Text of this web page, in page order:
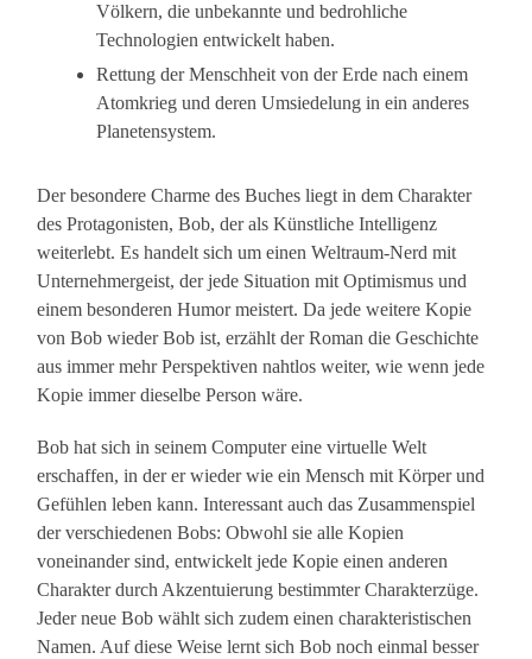
Völkern, die unbekannte und bedrohliche
Technologien entwickelt haben.
Rettung der Menschheit von der Erde nach einem
Atomkrieg und deren Umsiedelung in ein anderes
Planetensystem.
Der besondere Charme des Buches liegt in dem Charakter
des Protagonisten, Bob, der als Künstliche Intelligenz
weiterlebt. Es handelt sich um einen Weltraum-Nerd mit
Unternehmergeist, der jede Situation mit Optimismus und
einem besonderen Humor meistert. Da jede weitere Kopie
von Bob wieder Bob ist, erzählt der Roman die Geschichte
aus immer mehr Perspektiven nahtlos weiter, wie wenn jede
Kopie immer dieselbe Person wäre.
Bob hat sich in seinem Computer eine virtuelle Welt
erschaffen, in der er wieder wie ein Mensch mit Körper und
Gefühlen leben kann. Interessant auch das Zusammenspiel
der verschiedenen Bobs: Obwohl sie alle Kopien
voneinander sind, entwickelt jede Kopie einen anderen
Charakter durch Akzentuierung bestimmter Charakterzüge.
Jeder neue Bob wählt sich zudem einen charakteristischen
Namen. Auf diese Weise lernt sich Bob noch einmal besser